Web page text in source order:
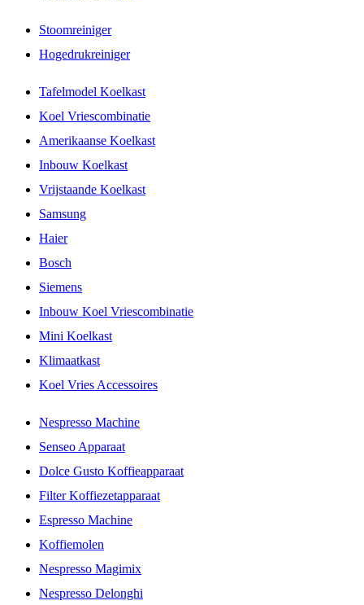
Stoomreiniger
Hogedrukreiniger
Tafelmodel Koelkast
Koel Vriescombinatie
Amerikaanse Koelkast
Inbouw Koelkast
Vrijstaande Koelkast
Samsung
Haier
Bosch
Siemens
Inbouw Koel Vriescombinatie
Mini Koelkast
Klimaatkast
Koel Vries Accessoires
Nespresso Machine
Senseo Apparaat
Dolce Gusto Koffieapparaat
Filter Koffiezetapparaat
Espresso Machine
Koffiemolen
Nespresso Magimix
Nespresso Delonghi